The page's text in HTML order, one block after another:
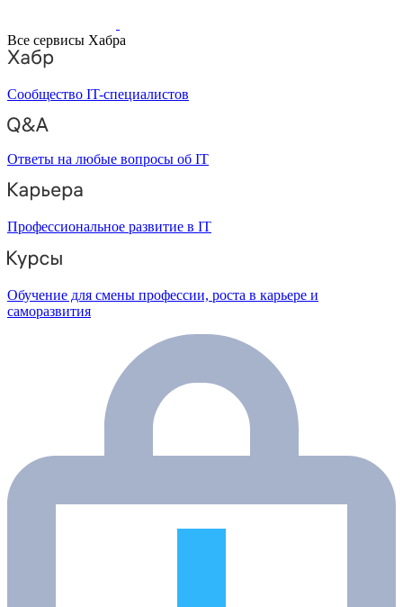
Все сервисы Хабра
Сообщество IT-специалистов
Ответы на любые вопросы об IT
Профессиональное развитие в IT
Обучение для смены профессии, роста в карьере и
саморазвития